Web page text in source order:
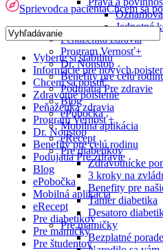
Jednotné
Peňaženka zdravia
Program Vernosť+
Dr. Nonstop
Benefity pre celú
Podujatia Pre zdravie
Blog
ePobočka
Mobilná aplikácia
eRecept
Pre diabetikov
Zdravotnícke
3 kroky na
Benefity pre
Tanier diabetika
Desatoro
Pre mamičky
Bezplatné
Sprievodca pacientaChcem sa
Vyberte si stabilitu
Informácie pre nových
Chcem sa poistiť
Zdravotné poistenie
Peňaženka zdravia
Program Vernosť+
Dr. Nonstop
Benefity pre celú rodinu
Podujatia Pre zdravie
Blog
ePobočka
Mobilná aplikácia
eRecept
Pre diabetikov
Pre mamičky
Pre študentov